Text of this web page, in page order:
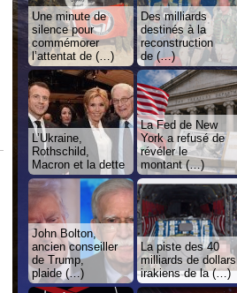
Une minute de
silence pour
commémorer
l’attentat de (…)
Des milliards
destinés à la
reconstruction
de (…)
L’Ukraine,
Rothschild,
Macron et la dette
La Fed de New
York a refusé de
révéler le
montant (…)
John Bolton,
ancien conseiller
de Trump,
plaide (…)
La piste des 40
milliards de dollars
irakiens de la (…)